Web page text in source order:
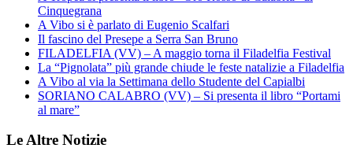
Cinquegrana
A Vibo si è parlato di Eugenio Scalfari
Il fascino del Presepe a Serra San Bruno
FILADELFIA (VV) – A maggio torna il Filadelfia Festival
La “Pignolata” più grande chiude le feste natalizie a Filadelfia
A Vibo al via la Settimana dello Studente del Capialbi
SORIANO CALABRO (VV) – Si presenta il libro “Portami
al mare”
Le Altre Notizie